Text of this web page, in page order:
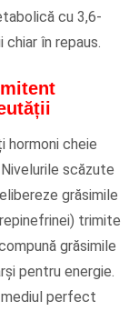
cu 3,6-
în repaus.
hormoni cheie
scăzute
grăsimile
trimite
grăsimile
pentru energie.
perfect